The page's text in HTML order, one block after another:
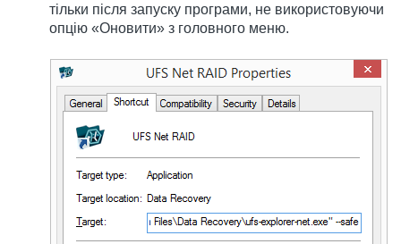
тільки після запуску програми, не використовуючи
опцію «Оновити» з головного меню.